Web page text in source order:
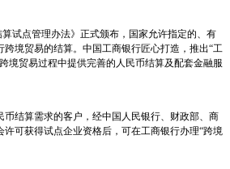
试点管理办法》正式颁布，国家允许指定的、有
境贸易的结算。中国工商银行匠心打造，推出“工
境贸易过程中提供完善的人民币结算及配套金融服
结算需求的客户，经中国人民银行、财政部、商
可获得试点企业资格后，可在工商银行办理“跨境